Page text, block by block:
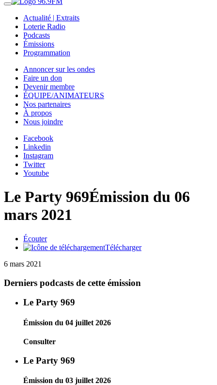
Actualité | Extraits
Loterie Radio
Podcasts
Émissions
Programmation
Annoncer sur les ondes
Faire un don
Devenir membre
ÉQUIPE/ANIMATEURS
Nos partenaires
À propos
Nous joindre
Facebook
Linkedin
Instagram
Twitter
Youtube
Le Party 969Émission du 06
mars 2021
Écouter
Télécharger
6 mars 2021
Derniers podcasts de cette émission
Le Party 969
Émission du 04 juillet 2026
Consulter
Le Party 969
Émission du 03 juillet 2026